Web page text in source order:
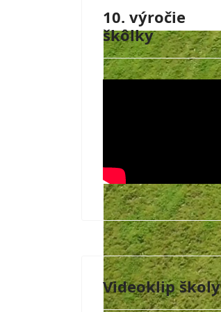
10. výročie
škôlky
Videoklip školy